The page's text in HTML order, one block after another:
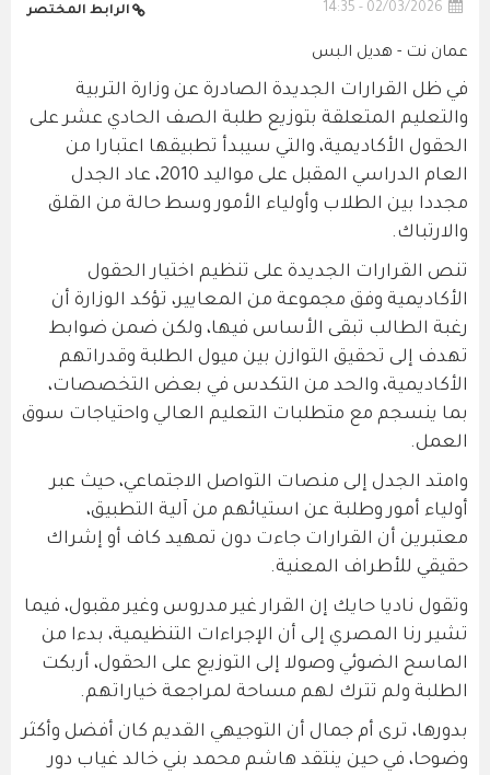
02/03/2026 - 14:35 الرابط المختصر
عمان نت - هديل البس
في ظل القرارات الجديدة الصادرة عن وزارة التربية
والتعليم المتعلقة بتوزيع طلبة الصف الحادي عشر على
الحقول الأكاديمية، والتي سيبدأ تطبيقها اعتبارا من
العام الدراسي المقبل على مواليد 2010، عاد الجدل
مجددا بين الطلاب وأولياء الأمور وسط حالة من القلق
والارتباك.
تنص القرارات الجديدة على تنظيم اختيار الحقول
الأكاديمية وفق مجموعة من المعايير، تؤكد الوزارة أن
رغبة الطالب تبقى الأساس فيها، ولكن ضمن ضوابط
تهدف إلى تحقيق التوازن بين ميول الطلبة وقدراتهم
الأكاديمية، والحد من التكدس في بعض التخصصات،
بما ينسجم مع متطلبات التعليم العالي واحتياجات سوق
العمل.
وامتد الجدل إلى منصات التواصل الاجتماعي، حيث عبر
أولياء أمور وطلبة عن استيائهم من آلية التطبيق،
معتبرين أن القرارات جاءت دون تمهيد كاف أو إشراك
حقيقي للأطراف المعنية.
وتقول ناديا حايك إن القرار غير مدروس وغير مقبول، فيما
تشير رنا المصري إلى أن الإجراءات التنظيمية، بدءا من
الماسح الضوئي وصولا إلى التوزيع على الحقول، أربكت
الطلبة ولم تترك لهم مساحة لمراجعة خياراتهم.
بدورها، ترى أم جمال أن التوجيهي القديم كان أفضل وأكثر
وضوحا، في حين ينتقد هاشم محمد بني خالد غياب دور